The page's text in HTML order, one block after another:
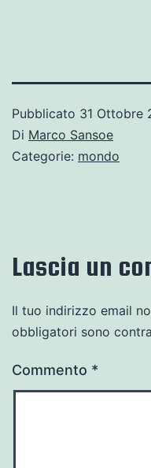
Pubblicato 31 Ottobre
Di Marco Sansoe
Categorie: mondo
Lascia un
Il tuo indirizzo email
obbligatori sono
Commento *